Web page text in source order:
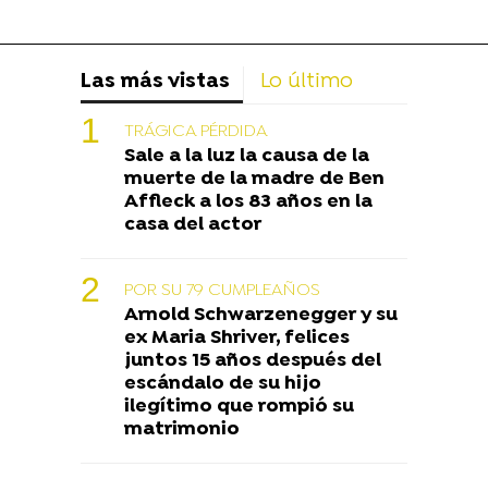
Las más vistas Lo último
TRÁGICA PÉRDIDA
Sale a la luz la causa de la
muerte de la madre de Ben
Affleck a los 83 años en la
casa del actor
POR SU 79 CUMPLEAÑOS
Arnold Schwarzenegger y su
ex Maria Shriver, felices
juntos 15 años después del
escándalo de su hijo
ilegítimo que rompió su
matrimonio